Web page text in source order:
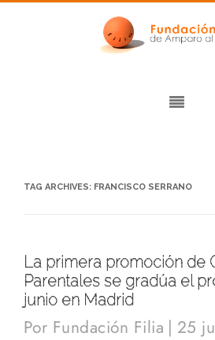
TAG ARCHIVES: FRANCISCO SERRANO
La primera promoción de
Parentales se gradúa el
junio en Madrid
Por Fundación Filia | 25